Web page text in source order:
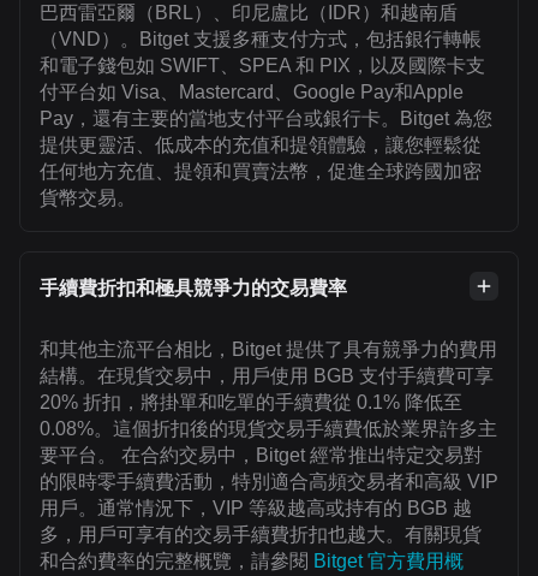
巴西雷亞爾（BRL）、印尼盧比（IDR）和越南盾
（VND）。Bitget 支援多種支付方式，包括銀行轉帳
和電子錢包如 SWIFT、SPEA 和 PIX，以及國際卡支
付平台如 Visa、Mastercard、Google Pay和Apple
Pay，還有主要的當地支付平台或銀行卡。Bitget 為您
提供更靈活、低成本的充值和提領體驗，讓您輕鬆從
任何地方充值、提領和買賣法幣，促進全球跨國加密
貨幣交易。
手續費折扣和極具競爭力的交易費率
和其他主流平台相比，Bitget 提供了具有競爭力的費用
結構。在現貨交易中，用戶使用 BGB 支付手續費可享
20% 折扣，將掛單和吃單的手續費從 0.1% 降低至
0.08%。這個折扣後的現貨交易手續費低於業界許多主
要平台。 在合約交易中，Bitget 經常推出特定交易對
的限時零手續費活動，特別適合高頻交易者和高級 VIP
用戶。通常情況下，VIP 等級越高或持有的 BGB 越
多，用戶可享有的交易手續費折扣也越大。有關現貨
和合約費率的完整概覽，請參閱 Bitget 官方費用概